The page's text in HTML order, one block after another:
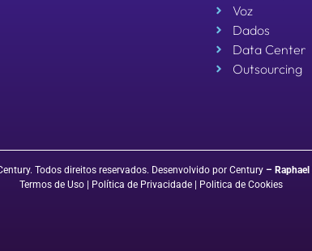
Voz
Dados
Data Center
Outsourcing
Todos direitos reservados. Desenvolvido por Century – Raphael
Termos de Uso | Política de Privacidade| Politica de Cookies